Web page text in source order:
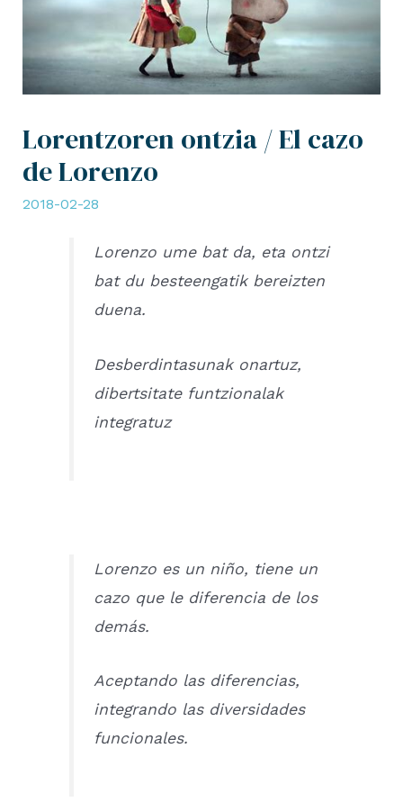
Lorentzoren ontzia / El cazo
de Lorenzo
2018-02-28
Lorenzo ume bat da, eta ontzi
bat du besteengatik bereizten
duena.
Desberdintasunak onartuz,
dibertsitate funtzionalak
integratuz
Lorenzo es un niño, tiene un
cazo que le diferencia de los
demás.
Aceptando las diferencias,
integrando las diversidades
funcionales.